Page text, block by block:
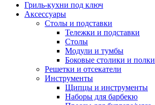
Гриль-кухни под ключ
Аксессуары
Столы и подставки
Тележки и подставки
Столы
Модули и тумбы
Боковые столики и полки
Решетки и отсекатели
Инструменты
Щипцы и инструменты
Наборы для барбекю